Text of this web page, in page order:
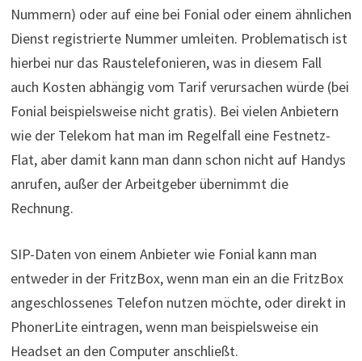
Nummern) oder auf eine bei Fonial oder einem ähnlichen
Dienst registrierte Nummer umleiten. Problematisch ist
hierbei nur das Raustelefonieren, was in diesem Fall
auch Kosten abhängig vom Tarif verursachen würde (bei
Fonial beispielsweise nicht gratis). Bei vielen Anbietern
wie der Telekom hat man im Regelfall eine Festnetz-
Flat, aber damit kann man dann schon nicht auf Handys
anrufen, außer der Arbeitgeber übernimmt die
Rechnung.
SIP-Daten von einem Anbieter wie Fonial kann man
entweder in der FritzBox, wenn man ein an die FritzBox
angeschlossenes Telefon nutzen möchte, oder direkt in
PhonerLite eintragen, wenn man beispielsweise ein
Headset an den Computer anschließt.